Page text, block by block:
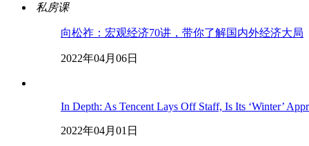
私房课
向松祚：宏观经济70讲，带你了解国内外经济大局
2022年04月06日
In Depth: As Tencent Lays Off Staff, Is Its ‘Winter’
2022年04月01日